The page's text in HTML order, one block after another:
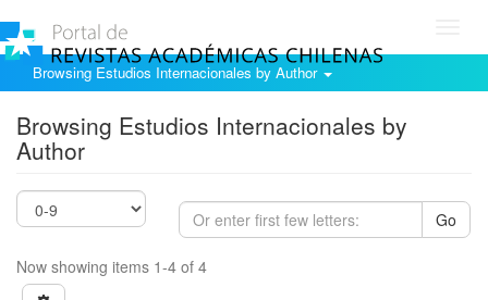
Browsing Estudios Internacionales by Author
Browsing Estudios Internacionales by
Author
Go
Now showing items 1-4 of 4